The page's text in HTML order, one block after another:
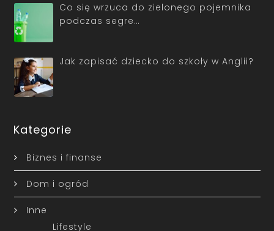
Co się wrzuca do zielonego pojemnika
podczas segre…
Jak zapisać dziecko do szkoły w Anglii?
Kategorie
Biznes i finanse
Dom i ogród
Inne
Lifestyle